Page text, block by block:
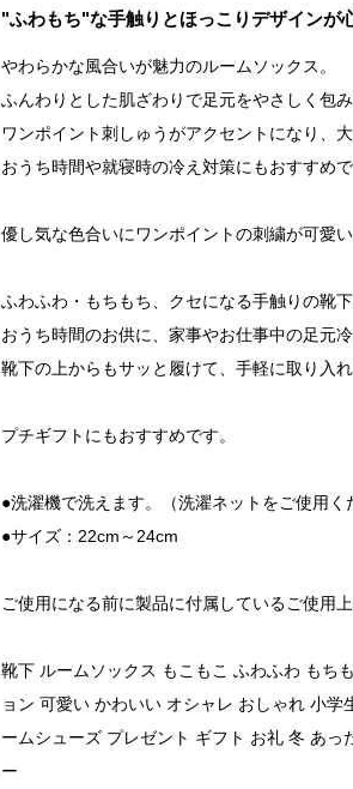
"ふわもち"な手触りとほっこりデザインが
やわらかな風合いが魅力のルームソックス。
ふんわりとした肌ざわりで足元をやさしく包
ワンポイント刺しゅうがアクセントになり、
おうち時間や就寝時の冷え対策にもおすすめで
優し気な色合いにワンポイントの刺繍が可愛
ふわふわ・もちもち、クセになる手触りの靴
おうち時間のお供に、家事やお仕事中の足元冷
靴下の上からもサッと履けて、手軽に取り入
プチギフトにもおすすめです。
●洗濯機で洗えます。（洗濯ネットをご使用く
●サイズ：22cm～24cm
ご使用になる前に製品に付属しているご使用
靴下 ルームソックス もこもこ ふわふわ もち
ョン 可愛い かわいい オシャレ おしゃれ 小
ームシューズ プレゼント ギフト お礼 冬 あっ
ー